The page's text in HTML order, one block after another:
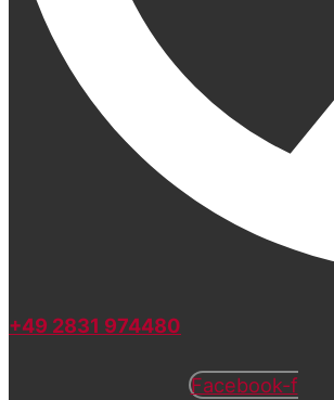
+49 2831 974480
Facebook-f